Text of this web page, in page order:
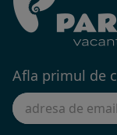
Afla primul de